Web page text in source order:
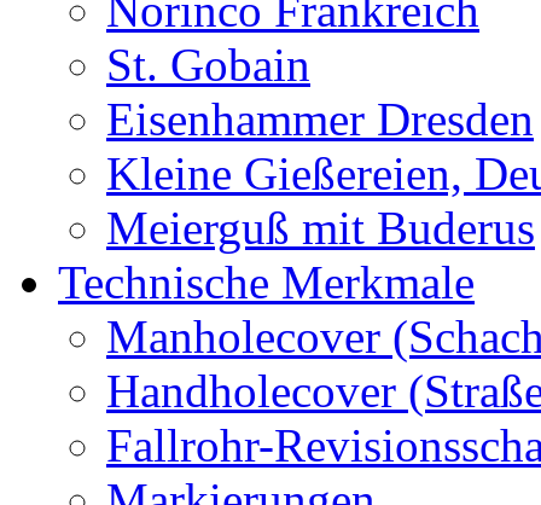
St. Gobain
Eisenhammer Dresden
Kleine Gießereien,
Meierguß mit Buderus
Technische Merkmale
Manholecover
Handholecover
Fallrohr-